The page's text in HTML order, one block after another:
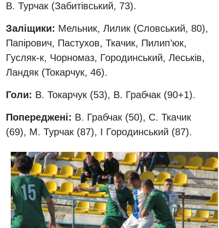
В. Турчак (Забитівський, 73).
Заліщики: Мельник, Лилик (Словський, 80),
Папірович, Пастухов, Ткачик, Пилип’юк,
Гусляк-к, Чорномаз, Городинський, Леськів,
Ландяк (Токарчук, 46).
Голи: В. Токарчук (53), В. Грабчак (90+1).
Попереджені: В. Грабчак (50), С. Ткачик
(69), М. Турчак (87), І Городинський (87).